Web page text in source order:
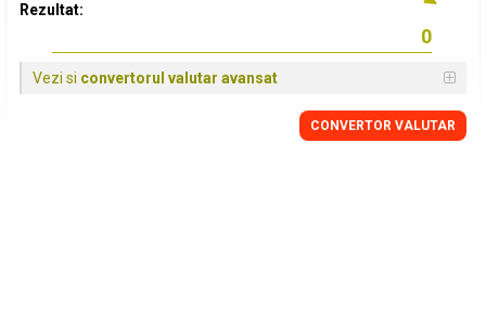
Rezultat:
Vezi si convertorul valutar avansat
CONVERTOR VALUTAR